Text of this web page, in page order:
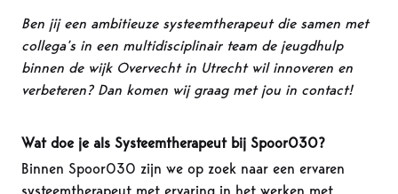
Ben jij een ambitieuze systeemtherapeut die samen met
collega’s in een multidisciplinair team de jeugdhulp
binnen de wijk Overvecht in Utrecht wil innoveren en
verbeteren? Dan komen wij graag met jou in contact!
Wat doe je als Systeemtherapeut bij Spoor030?
Binnen Spoor030 zijn we op zoek naar een ervaren